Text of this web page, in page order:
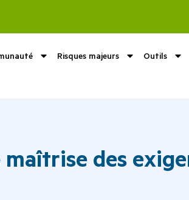
Risques majeurs
Outils
des